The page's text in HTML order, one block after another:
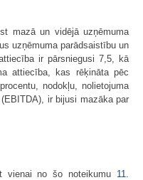
mazā un vidējā uzņēmuma
uzņēmuma parādsaistību un
ir pārsniegusi 7,5, kā
attiecība, kas rēķināta pēc
nodokļu, nolietojuma
ir bijusi mazāka par
vienai no šo noteikumu 11.